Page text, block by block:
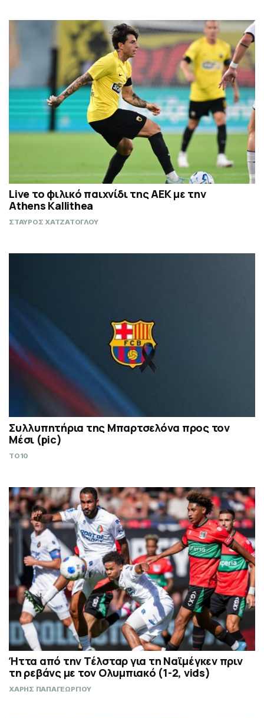
Live το φιλικό παιχνίδι της ΑΕΚ με την
Athens Kallithea
ΣΤΑΥΡΟΣ ΧΑΤΖΑΤΟΓΛΟΥ
Συλλυπητήρια της Μπαρτσελόνα προς τον
Μέσι (pic)
TO10
Ήττα από την Τέλσταρ για τη Ναϊμέγκεν πριν
τη ρεβάνς με τον Ολυμπιακό (1-2, vids)
ΧΑΡΗΣ ΠΑΠΑΓΕΩΡΓΙΟΥ